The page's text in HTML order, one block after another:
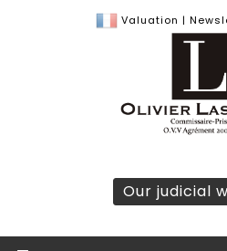
Valuation |
Our judicial